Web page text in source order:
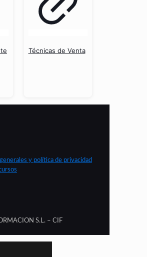
Técnicas de Venta
y política de privacidad
S.L. – CIF